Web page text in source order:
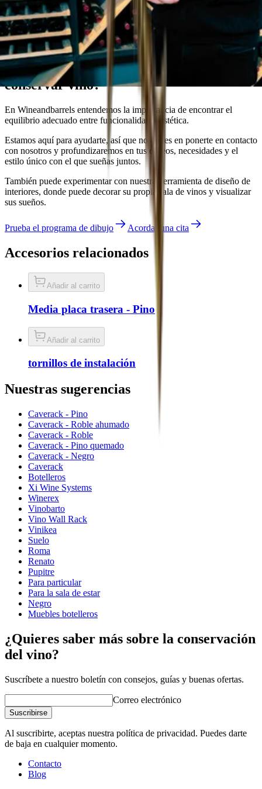
Asesor de Wineandbarrels
¿Estás buscando la solución perfecta para
conservar vino?
En Wineandbarrels entendemos la importancia de encontrar el
equilibrio adecuado entre funcionalidad y estética.
Estamos aquí para ayudarte, así que no dudes en ponerte en contacto
con nosotros y profundizaremos en tus deseos, necesidades y el
estilo único con el que sueñas juntos.
También puede experimentar con nuestra herramienta de diseño de
interiores, donde puede decorar su propia sala de vinos y visualizar
sus sueños.
Prueba el programa de dibujo Acordar una cita
Accesorios relacionados
Añadir al carrito
Media placa trasera - Pino
Añadir al carrito
tornillos de instalación
Nuestras sugerencias
Caverack - Pino
Caverack - Roble ahumado
Caverack - Roble
Caverack - Pino quemado
Caverack - Negro
Caverack
Botelleros
Xi Wine Systems
Winerex
Vinobarto
Vino Wall Rack
Vinikea
Suelo
Roma
Renato
Pupitre
Para particular
Para la sala de estar
Negro
Muebles botelleros
¿Quieres saber más sobre la conservación
del vino?
Suscríbete a nuestro boletín con consejos, guías y buenas ofertas.
Correo electrónico
Suscribirse
Al suscribirte, aceptas nuestra política de privacidad. Puedes darte
de baja en cualquier momento.
Contacto
Blog